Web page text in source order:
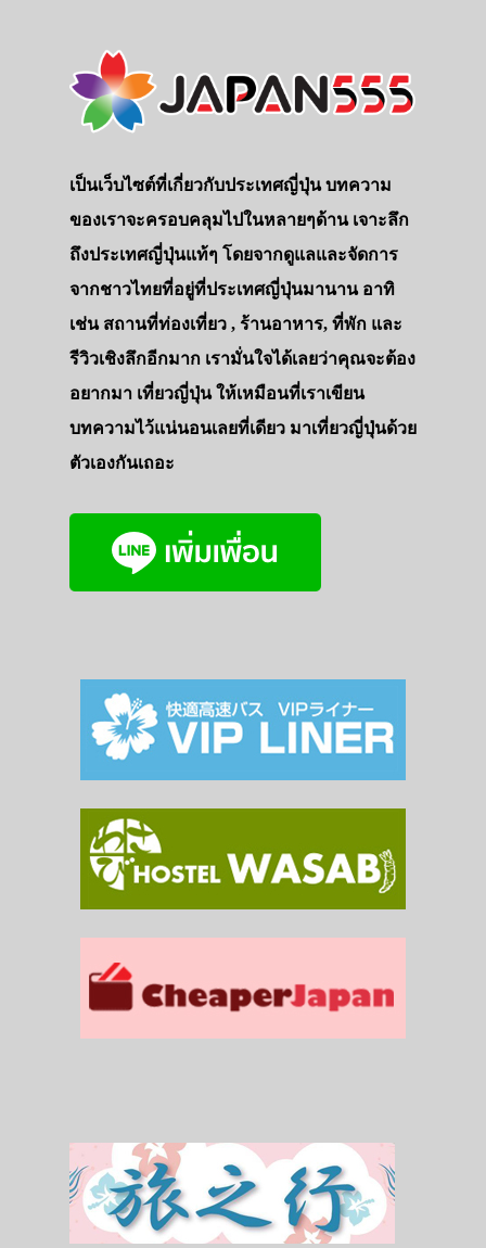
เป็นเว็บไซต์ที่เกี่ยวกับประเทศญี่ปุ่น บทความ
ของเราจะครอบคลุมไปในหลายๆด้าน เจาะลึก
ถึงประเทศญี่ปุ่นแท้ๆ โดยจากดูแลและจัดการ
จากชาวไทยที่อยู่ที่ประเทศญี่ปุ่นมานาน อาทิ
เช่น สถานที่ท่องเที่ยว , ร้านอาหาร, ที่พัก และ
รีวิวเชิงลึกอีกมาก เรามั่นใจได้เลยว่าคุณจะต้อง
อยากมา เที่ยวญี่ปุ่น ให้เหมือนที่เราเขียน
บทความไว้แน่นอนเลยที่เดียว มาเที่ยวญี่ปุ่นด้วย
ตัวเองกันเถอะ
เที่ยวญี่ปุ่นด้ว
เอง
รถบัส
เดินทาง
ทัวร์
ที่พัก
สาระน่ารู้
ภาพประทับใจ